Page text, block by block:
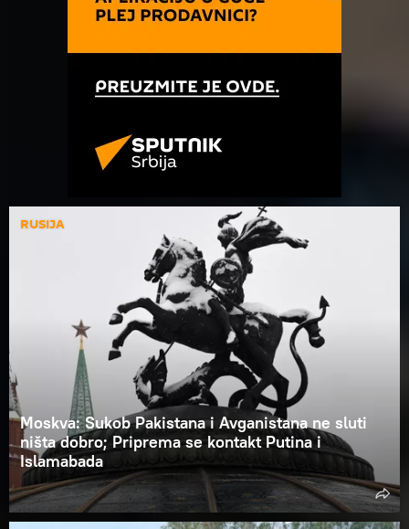
RUSIJA
Moskva: Sukob Pakistana i Avganistana ne sluti
ništa dobro; Priprema se kontakt Putina i
Islamabada